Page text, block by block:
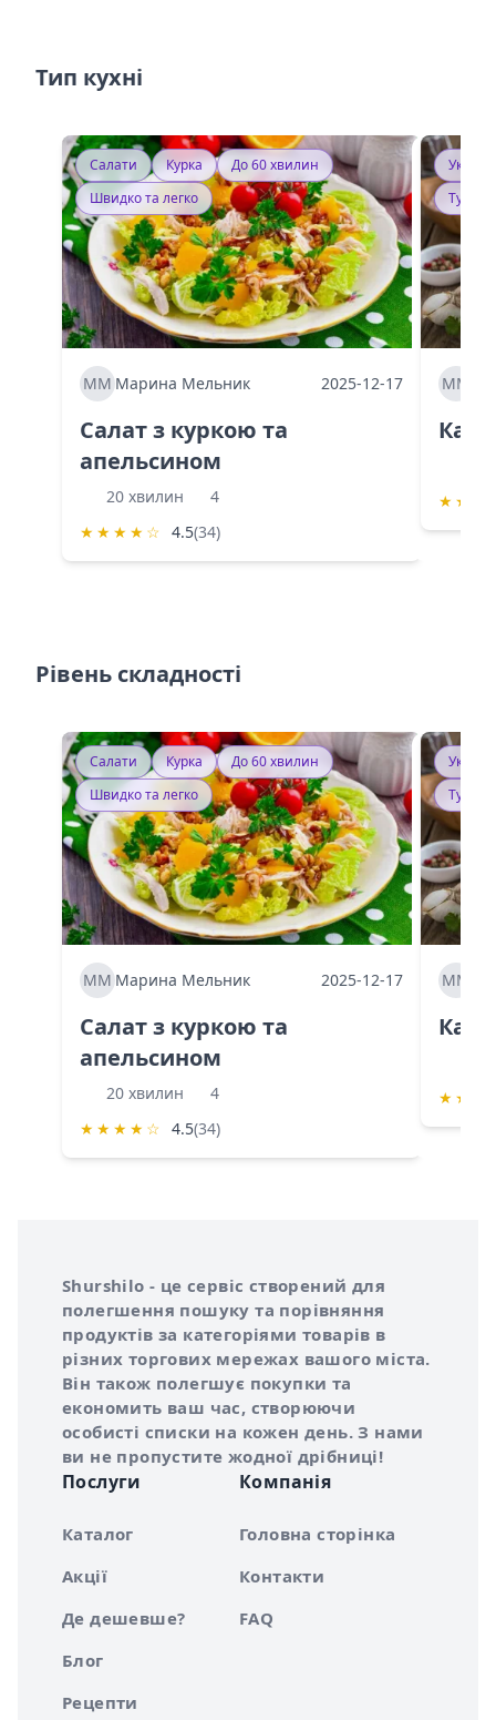
Тип кухні
Салати Курка
До 60 хвилин
Швидко та легко
ММ Марина Мельник 2025-12-17
Салат з куркою та
апельсином
20 хвилин
4
★ ★ ★ ★ ☆ 4.5(34)
ММ
★ ★
Рівень складності
Салати Курка
До 60 хвилин
Швидко та легко
ММ Марина Мельник 2025-12-17
Салат з куркою та
апельсином
20 хвилин
4
★ ★ ★ ★ ☆ 4.5(34)
ММ
★ ★
Про сервіс Shurshilo
Shurshilo - це сервіс створений для
полегшення пошуку та порівняння
продуктів за категоріями товарів в
різних торгових мережах вашого міста.
Він також полегшує покупки та
економить ваш час, створюючи
особисті списки на кожен день. З нами
ви не пропустите жодної дрібниці!
Послуги
Каталог
Акції
Де дешевше?
Блог
Рецепти
Компанія
Головна сторінка
Контакти
FAQ